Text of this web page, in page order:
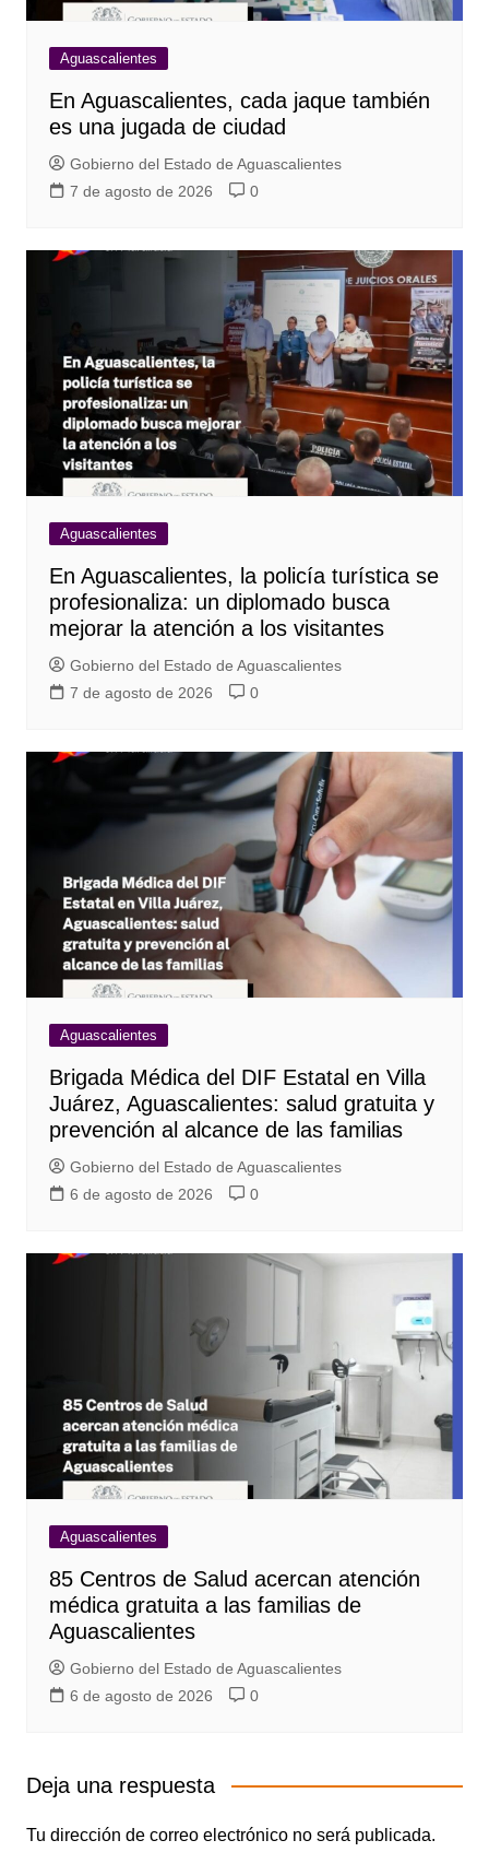
Aguascalientes
En Aguascalientes, cada jaque también
es una jugada de ciudad
Gobierno del Estado de Aguascalientes
7 de agosto de 2026
0
Aguascalientes
En Aguascalientes, la policía turística se
profesionaliza: un diplomado busca
mejorar la atención a los visitantes
Gobierno del Estado de Aguascalientes
7 de agosto de 2026
0
Aguascalientes
Brigada Médica del DIF Estatal en Villa
Juárez, Aguascalientes: salud gratuita y
prevención al alcance de las familias
Gobierno del Estado de Aguascalientes
6 de agosto de 2026
0
Aguascalientes
85 Centros de Salud acercan atención
médica gratuita a las familias de
Aguascalientes
Gobierno del Estado de Aguascalientes
6 de agosto de 2026
0
Deja una respuesta
Tu dirección de correo electrónico no será publicada.